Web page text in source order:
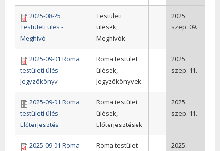
2025-08-25
Testületi ülés -
Meghívó
Testületi
ülések,
Meghívók
2025.
szep. 09.
2025-09-01 Roma
testületi ülés -
Jegyzőkönyv
Roma testületi
ülések,
Jegyzőkönyvek
2025.
szep. 11.
2025-09-01 Roma
testületi ülés -
Előterjesztés
Roma testületi
ülések,
Előterjesztések
2025.
szep. 11.
2025-09-01 Roma
Roma testületi
2025.